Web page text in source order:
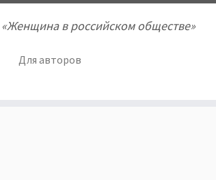
в российском обществе»
Для авторов